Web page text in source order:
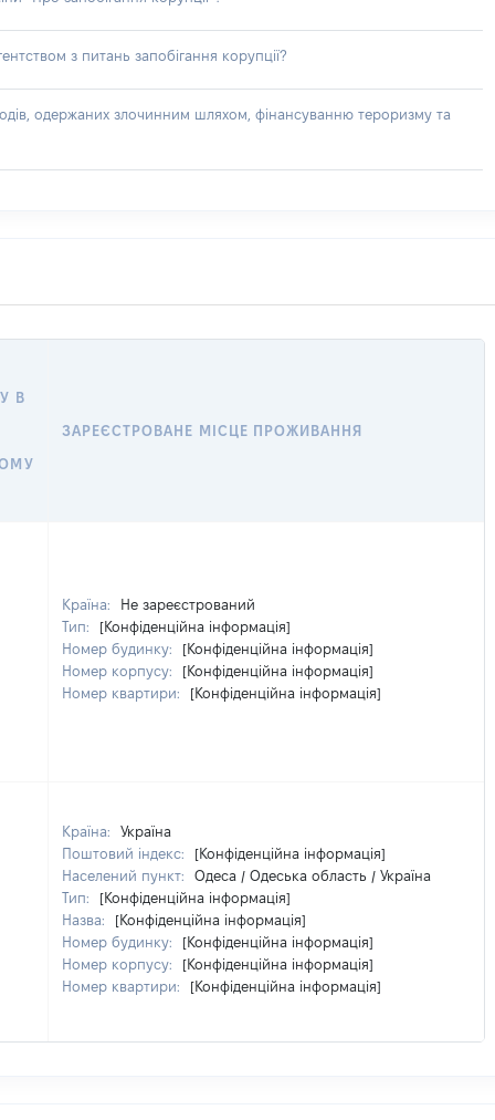
з питань запобігання корупції?
одержаних злочинним шляхом, фінансуванню тероризму та
В
ЗАРЕЄСТРОВАНЕ МІСЦЕ ПРОЖИВАННЯ
Країна:
Не зареєстрований
Тип:
[Конфіденційна інформація]
Номер будинку:
[Конфіденційна інформація]
Номер корпусу:
[Конфіденційна інформація]
Номер квартири:
[Конфіденційна інформація]
Країна:
Україна
Поштовий індекс:
[Конфіденційна інформація]
Населений пункт:
Одеса / Одеська область / Україна
Тип:
[Конфіденційна інформація]
Назва:
[Конфіденційна інформація]
Номер будинку:
[Конфіденційна інформація]
Номер корпусу:
[Конфіденційна інформація]
Номер квартири:
[Конфіденційна інформація]